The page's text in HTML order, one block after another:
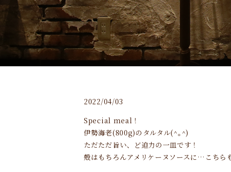
2022/04/03
Special meal！
伊勢海老(800g)のタルタル(^｡^)
ただただ旨い、ど迫力の一皿です！
殻はもちろんアメリケーヌソースに…こちら